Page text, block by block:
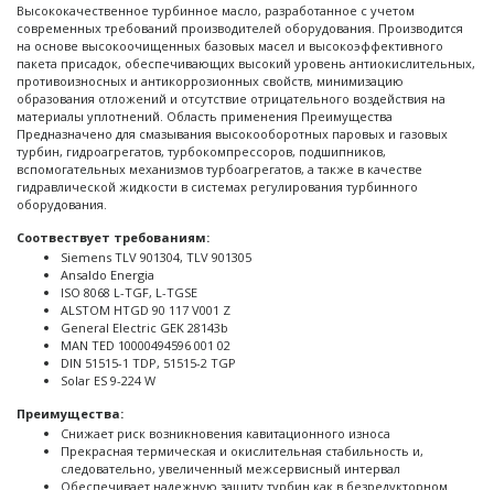
Высококачественное турбинное масло, разработанное с учетом
современных требований производителей оборудования. Производится
на основе высокоочищенных базовых масел и высокоэффективного
пакета присадок, обеспечивающих высокий уровень антиокислительных,
противоизносных и антикоррозионных свойств, минимизацию
образования отложений и отсутствие отрицательного воздействия на
материалы уплотнений. Область применения Преимущества
Предназначено для смазывания высокооборотных паровых и газовых
турбин, гидроагрегатов, турбокомпрессоров, подшипников,
вспомогательных механизмов турбоагрегатов, а также в качестве
гидравлической жидкости в системах регулирования турбинного
оборудования.
Соотвествует требованиям:
Siemens TLV 901304, TLV 901305
Ansaldo Energia
ISO 8068 L-TGF, L-TGSE
ALSTOM HTGD 90 117 V001 Z
General Electric GEK 28143b
MAN TED 10000494596 001 02
DIN 51515-1 TDP, 51515-2 TGP
Solar ES 9-224 W
Преимущества:
Снижает риск возникновения кавитационного износа
Прекрасная термическая и окислительная стабильность и,
следовательно, увеличенный межсервисный интервал
Обеспечивает надежную защиту турбин как в безредукторном